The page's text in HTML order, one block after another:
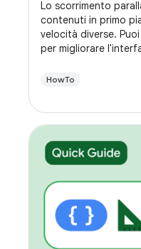
Lo scorrimento
contenuti in primo
velocità diverse.
per migliorare
utenti scorrono.
HowTo